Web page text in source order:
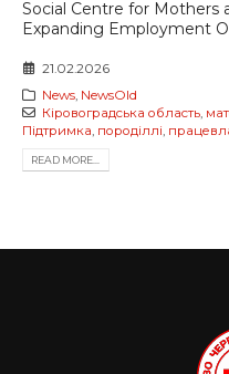
Social Centre for Mothers
Expanding Employment
21.02.2026
News, NewsOld
Кіровоградська область,
Підтримка породіллі
READ MORE...